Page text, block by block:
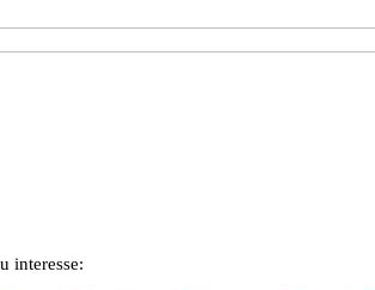
interesse: